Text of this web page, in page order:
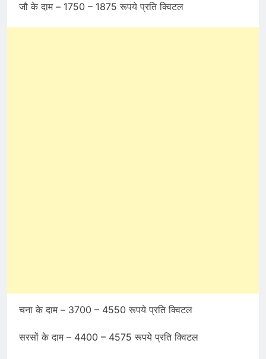
जौ के दाम – 1750 – 1875 रूपये प्रति क्विटल
चना के दाम – 3700 – 4550 रूपये प्रति क्विटल
सरसों के दाम – 4400 – 4575 रूपये प्रति क्विटल